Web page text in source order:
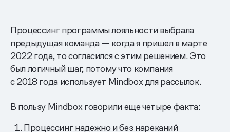
Процессинг программы лояльности выбрала
предыдущая команда — когда я пришел в марте
2022 года, то согласился с этим решением. Это
был логичный шаг, потому что компания
с 2018 года использует Mindbox для рассылок.
В пользу Mindbox говорили еще четыре факта:
Процессинг надежно и без нареканий